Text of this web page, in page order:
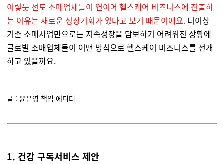
이렇듯 선도 소매업체들이 연이어 헬스케어 비즈니스에 진출하
는 이유는 새로운 성장기회가 있다고 보기 때문이에요. 더이상
기존 소매사업만으로는 지속성장을 담보하기 어려워진 상황에
글로벌 소매업체들이 어떤 방식으로 헬스케어 비즈니스를 전개
하고 있을까요.
글 : 윤은영 책임 에디터
1. 건강 구독서비스 제안